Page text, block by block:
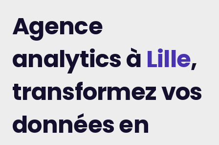
Agence
analytics à Lille,
transformez vos
données en